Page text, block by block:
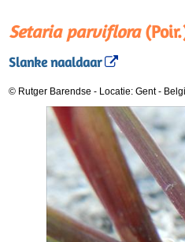
Setaria parviflora
Slanke naaldaar
© Rutger Barendse - Locatie: Gent -